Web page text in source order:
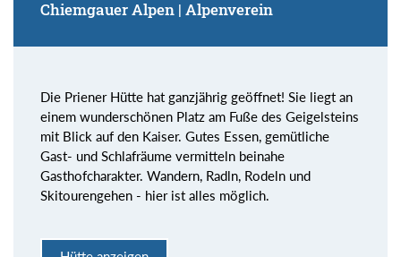
Chiemgauer Alpen | Alpenverein
Die Priener Hütte hat ganzjährig geöffnet! Sie liegt an
einem wunderschönen Platz am Fuße des Geigelsteins
mit Blick auf den Kaiser. Gutes Essen, gemütliche
Gast- und Schlafräume vermitteln beinahe
Gasthofcharakter. Wandern, Radln, Rodeln und
Skitourengehen - hier ist alles möglich.